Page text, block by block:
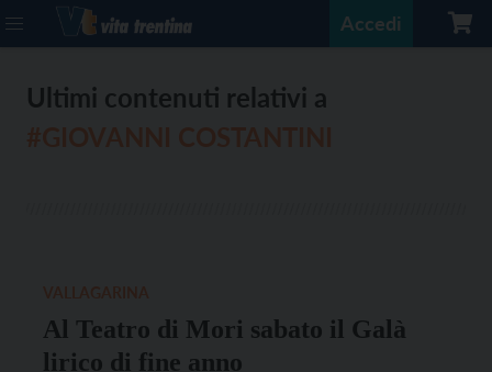
Accedi
Ultimi contenuti relativi a
Al Teatro di Mori sabato il Galà
lirico di fine anno